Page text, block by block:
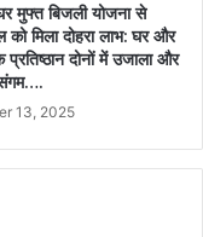
मुफ्त बिजली योजना से
मिला दोहरा लाभ: घर और
प्रतिष्ठान दोनों में उजाला और
13, 2025